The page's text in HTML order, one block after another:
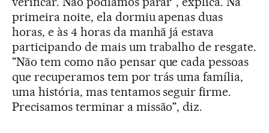
primeira noite, ela dormiu apenas duas
horas, e às 4 horas da manhã já estava
participando de mais um trabalho de resgate.
"Não tem como não pensar que cada pessoas
que recuperamos tem por trás uma família,
uma história, mas tentamos seguir firme.
Precisamos terminar a missão", diz.